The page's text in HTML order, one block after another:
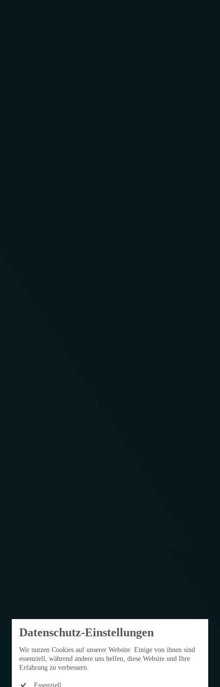
Datenschutz-Einstellungen
Wir nutzen Cookies auf unserer Website. Einige von ihnen sind
essenziell, während andere uns helfen, diese Website und Ihre
Erfahrung zu verbessern.
Essenziell